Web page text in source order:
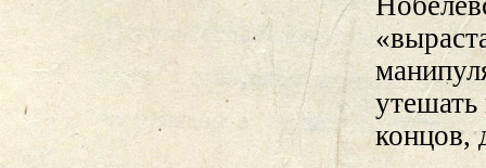
утешать
концов,